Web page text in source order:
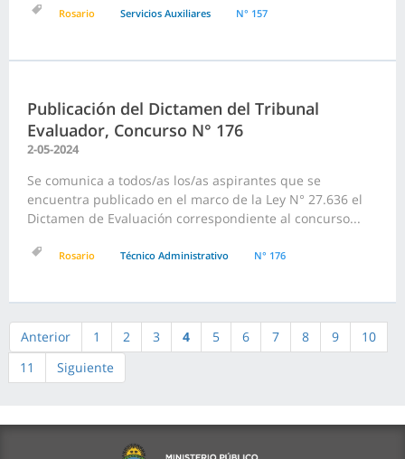
Rosario Servicios Auxiliares N° 157
Publicación del Dictamen del Tribunal
Evaluador, Concurso N° 176
2-05-2024
Se comunica a todos/as los/as aspirantes que se
encuentra publicado en el marco de la Ley N° 27.636 el
Dictamen de Evaluación correspondiente al concurso...
Rosario Técnico Administrativo N° 176
Anterior 1 2 3 4 5 6 7 8 9
10
11
Siguiente